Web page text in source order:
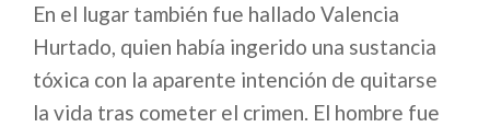
En el lugar también fue hallado Valencia
Hurtado, quien había ingerido una sustancia
tóxica con la aparente intención de quitarse
la vida tras cometer el crimen. El hombre fue